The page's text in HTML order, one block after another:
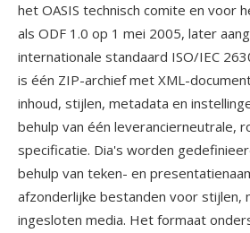
het OASIS technisch comite en voor
als ODF 1.0 op 1 mei 2005, later
internationale standaard ISO/IEC
is één ZIP-archief met XML-
inhoud, stijlen, metadata en
behulp van één leverancierneutrale,
specificatie. Dia's worden
behulp van teken- en
afzonderlijke bestanden voor stijlen,
ingesloten media. Het formaat